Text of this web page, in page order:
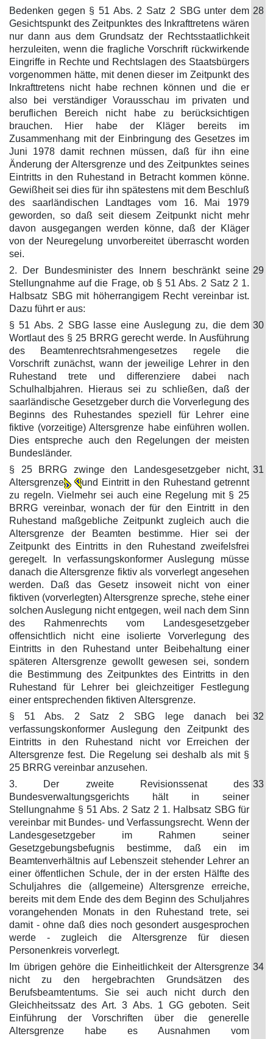
Bedenken gegen § 51 Abs. 2 Satz 2 SBG unter dem
Gesichtspunkt des Zeitpunktes des Inkrafttretens wären
nur dann aus dem Grundsatz der Rechtsstaatlichkeit
herzuleiten, wenn die fragliche Vorschrift rückwirkende
Eingriffe in Rechte und Rechtslagen des Staatsbürgers
vorgenommen hätte, mit denen dieser im Zeitpunkt des
Inkrafttretens nicht habe rechnen können und die er
also bei verständiger Vorausschau im privaten und
beruflichen Bereich nicht habe zu berücksichtigen
brauchen. Hier habe der Kläger bereits im
Zusammenhang mit der Einbringung des Gesetzes im
Juni 1978 damit rechnen müssen, daß für ihn eine
Änderung der Altersgrenze und des Zeitpunktes seines
Eintritts in den Ruhestand in Betracht kommen könne.
Gewißheit sei dies für ihn spätestens mit dem Beschluß
des saarländischen Landtages vom 16. Mai 1979
geworden, so daß seit diesem Zeitpunkt nicht mehr
davon ausgegangen werden könne, daß der Kläger
von der Neuregelung unvorbereitet überrascht worden
sei.
28
2. Der Bundesminister des Innern beschränkt seine
Stellungnahme auf die Frage, ob § 51 Abs. 2 Satz 2 1.
Halbsatz SBG mit höherrangigem Recht vereinbar ist.
Dazu führt er aus:
29
§ 51 Abs. 2 SBG lasse eine Auslegung zu, die dem
Wortlaut des § 25 BRRG gerecht werde. In Ausführung
des Beamtenrechtsrahmengesetzes regele die
Vorschrift zunächst, wann der jeweilige Lehrer in den
Ruhestand trete und differenziere dabei nach
Schulhalbjahren. Hieraus sei zu schließen, daß der
saarländische Gesetzgeber durch die Vorverlegung des
Beginns des Ruhestandes speziell für Lehrer eine
fiktive (vorzeitige) Altersgrenze habe einführen wollen.
Dies entspreche auch den Regelungen der meisten
Bundesländer.
30
§ 25 BRRG zwinge den Landesgesetzgeber nicht,
Altersgrenze
und Eintritt in den Ruhestand getrennt
zu regeln. Vielmehr sei auch eine Regelung mit § 25
BRRG vereinbar, wonach der für den Eintritt in den
Ruhestand maßgebliche Zeitpunkt zugleich auch die
Altersgrenze der Beamten bestimme. Hier sei der
Zeitpunkt des Eintritts in den Ruhestand zweifelsfrei
geregelt. In verfassungskonformer Auslegung müsse
danach die Altersgrenze fiktiv als vorverlegt angesehen
werden. Daß das Gesetz insoweit nicht von einer
fiktiven (vorverlegten) Altersgrenze spreche, stehe einer
solchen Auslegung nicht entgegen, weil nach dem Sinn
des Rahmenrechts vom Landesgesetzgeber
offensichtlich nicht eine isolierte Vorverlegung des
Eintritts in den Ruhestand unter Beibehaltung einer
späteren Altersgrenze gewollt gewesen sei, sondern
die Bestimmung des Zeitpunktes des Eintritts in den
Ruhestand für Lehrer bei gleichzeitiger Festlegung
einer entsprechenden fiktiven Altersgrenze.
31
§ 51 Abs. 2 Satz 2 SBG lege danach bei
verfassungskonformer Auslegung den Zeitpunkt des
Eintritts in den Ruhestand nicht vor Erreichen der
Altersgrenze fest. Die Regelung sei deshalb als mit §
25 BRRG vereinbar anzusehen.
32
3. Der zweite Revisionssenat des
Bundesverwaltungsgerichts hält in seiner
Stellungnahme § 51 Abs. 2 Satz 2 1. Halbsatz SBG für
vereinbar mit Bundes- und Verfassungsrecht. Wenn der
Landesgesetzgeber im Rahmen seiner
Gesetzgebungsbefugnis bestimme, daß ein im
Beamtenverhältnis auf Lebenszeit stehender Lehrer an
einer öffentlichen Schule, der in der ersten Hälfte des
Schuljahres die (allgemeine) Altersgrenze erreiche,
bereits mit dem Ende des dem Beginn des Schuljahres
vorangehenden Monats in den Ruhestand trete, sei
damit - ohne daß dies noch gesondert ausgesprochen
werde - zugleich die Altersgrenze für diesen
Personenkreis vorverlegt.
33
Im übrigen gehöre die Einheitlichkeit der Altersgrenze
nicht zu den hergebrachten Grundsätzen des
Berufsbeamtentums. Sie sei auch nicht durch den
Gleichheitssatz des Art. 3 Abs. 1 GG geboten. Seit
Einführung der Vorschriften über die generelle
Altersgrenze habe es Ausnahmen vom
34